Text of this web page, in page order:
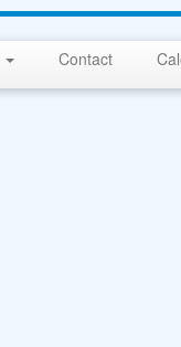
Contact